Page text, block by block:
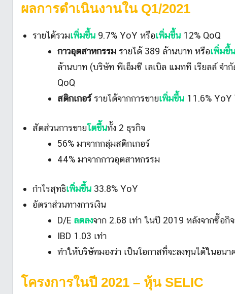
ผลการดำเนินงานใน Q1/2021
รายได้รวมเพิ่มขึ้น9.7% YoY หรือเพิ่มขึ้น12% QoQ
กาวอุตสาหกรรม รายได้ 389 ล้านบาท หรือเพิ่มขึ้น
ล้านบาท (บริษัท พีเอ็มซี เลเบิล แมทที เรียลล์ จำ
QoQ
สติกเกอร์รายได้จากการขายเพิ่มขึ้น 11.6% YoY
สัดส่วนการขายโตขึ้นทั้ง 2 ธุรกิจ
56% มาจากกลุ่มสติกเกอร์
44% มาจากกาวอุตสาหกรรม
กำไรสุทธิเพิ่มขึ้น 33.8% YoY
อัตราส่วนทางการเงิน
D/E ลดลงจาก 2.68 เท่า ในปี 2019 หลังจากซื้อกิ
IBD 1.03 เท่า
ทำให้บริษัทมองว่า เป็นโอกาสที่จะลงทุนได้ในอนา
โครงการในปี 2021 – หุ้น SELIC